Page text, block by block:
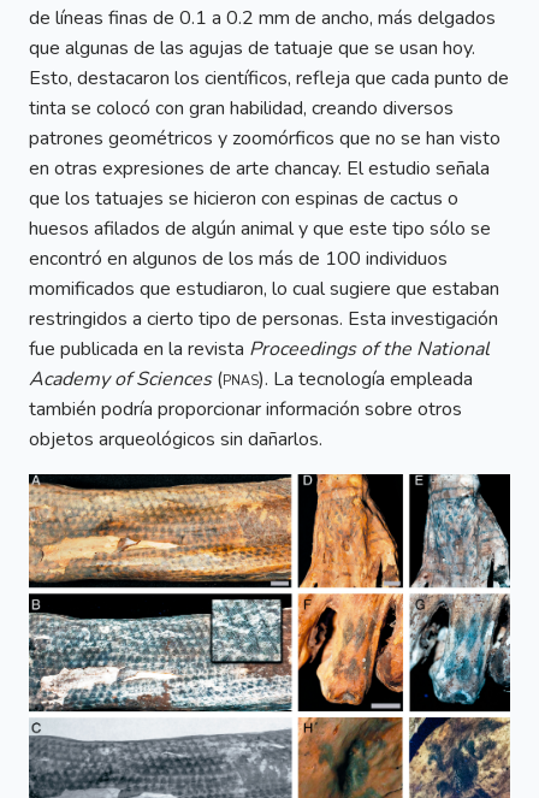
de líneas finas de 0.1 a 0.2 mm de ancho, más delgados
que algunas de las agujas de tatuaje que se usan hoy.
Esto, destacaron los científicos, refleja que cada punto de
tinta se colocó con gran habilidad, creando diversos
patrones geométricos y zoomórficos que no se han visto
en otras expresiones de arte chancay. El estudio señala
que los tatuajes se hicieron con espinas de cactus o
huesos afilados de algún animal y que este tipo sólo se
encontró en algunos de los más de 100 individuos
momificados que estudiaron, lo cual sugiere que estaban
restringidos a cierto tipo de personas. Esta investigación
fue publicada en la revista Proceedings of the National
Academy of Sciences(pnas). La tecnología empleada
también podría proporcionar información sobre otros
objetos arqueológicos sin dañarlos.